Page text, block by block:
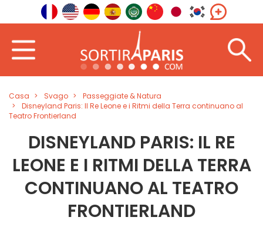
Casa Svago
Passeggiate & Natura
Disneyland Paris: Il Re Leone e i Ritmi della Terra continuano al
Teatro Frontierland
DISNEYLAND PARIS: IL RE
LEONE E I RITMI DELLA TERRA
CONTINUANO AL TEATRO
FRONTIERLAND